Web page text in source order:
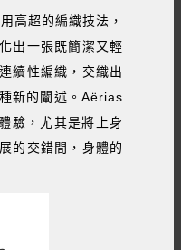
高超的編織技法，
出一張既簡潔又輕
續性編織，交織出
新的闡述。Aërias
驗，尤其是將上身
的交錯間，身體的